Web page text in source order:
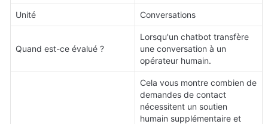
Unité Conversations
Quand est-ce évalué ?
Lorsqu'un chatbot transfère
une conversation à un
opérateur humain.
Cela vous montre combien de
demandes de contact
nécessitent un soutien
humain supplémentaire et